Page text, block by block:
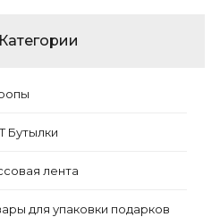
Категории
Бутылки
лента
для упаковки подарков